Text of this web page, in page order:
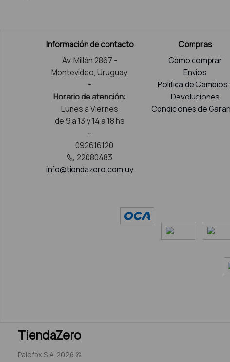
Información de contacto
Av. Millán 2867 -
Montevideo, Uruguay.
-
Horario de atención:
Lunes a Viernes
de 9 a 13 y 14 a 18 hs
-
092616120
22080483
info@tiendazero.com.uy
Compras
Cómo comprar
Envíos
Política de Cambios
Devoluciones
Condiciones de
TiendaZero
Palefox S.A. 2026 ©